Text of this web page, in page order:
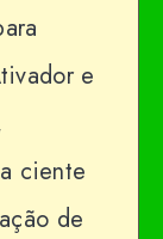
e
ciente
de